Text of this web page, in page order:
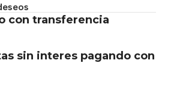
con transferencia
sin interes pagando con